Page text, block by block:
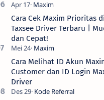
Cara Cek Maxim Prioritas di
Taxsee Driver Terbaru |
dan Cepat!
Cara Melihat ID Akun
Customer dan ID Login
Driver